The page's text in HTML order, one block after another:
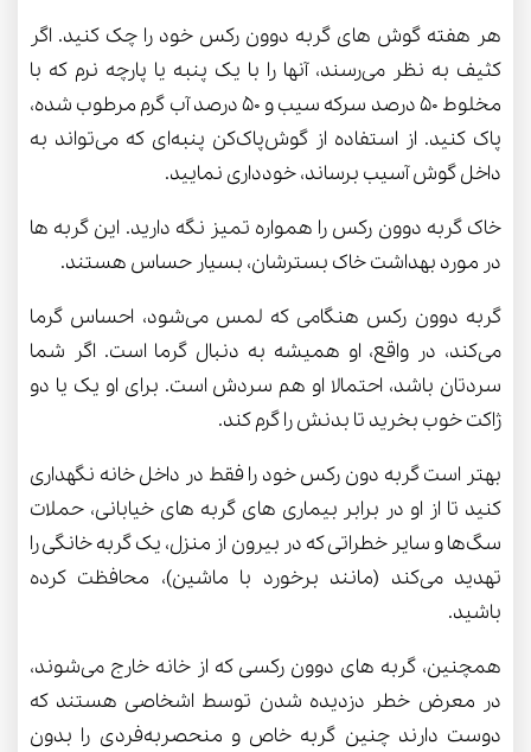
هر هفته گوش های گربه دوون رکس خود را چک کنید. اگر
کثیف به نظر می‌رسند، آنها را با یک پنبه یا پارچه نرم که با
مخلوط 50 درصد سرکه سیب و 50 درصد آب گرم مرطوب شده،
پاک کنید. از استفاده از گوش‌پاک‌کن پنبه‌ای که می‌تواند به
داخل گوش آسیب برساند، خودداری نمایید.
خاک گربه دوون رکس را همواره تمیز نگه دارید. این گربه ها
در مورد بهداشت خاک بسترشان، بسیار حساس هستند.
گربه دوون رکس هنگامی که لمس می‌شود، احساس گرما
می‌کند، در واقع، او همیشه به دنبال گرما است. اگر شما
سردتان باشد، احتمالا او هم سردش است. برای او یک یا دو
ژاکت خوب بخرید تا بدنش را گرم کند.
بهتر است گربه دون رکس خود را فقط در داخل خانه نگهداری
کنید تا از او در برابر بیماری های گربه های خیابانی، حملات
سگ‌ها و سایر خطراتی که در بیرون از منزل، یک گربه خانگی را
تهدید می‌کند (مانند برخورد با ماشین)، محافظت کرده
باشید.
همچنین، گربه های دوون رکسی که از خانه خارج می‌شوند،
در معرض خطر دزدیده شدن توسط اشخاصی هستند که
دوست دارند چنین گربه خاص و منحصربه‌فردی را بدون